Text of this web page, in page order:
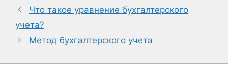
Что такое уравнение бухгалтерского
учета?
Метод бухгалтерского учета